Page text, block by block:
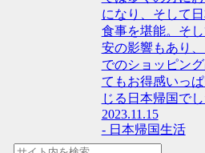
になり、そして
食事を堪能。そし
安の影響もあり
でのショッピング
てもお得感いっ
じる日本帰国でし
2023.11.15
- 日本帰国生活